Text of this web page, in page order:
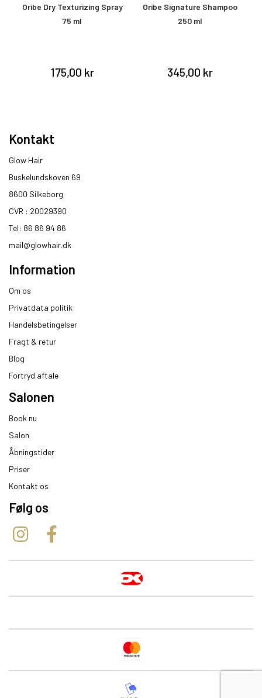
Oribe Dry Texturizing Spray
75 ml
175,00 kr
Oribe Signature Shampoo
250 ml
345,00 kr
Kontakt
Glow Hair
Buskelundskoven 69
8600 Silkeborg​
CVR : 20029390​
Tel: 86 86 94 86
mail@glowhair.dk
Information
Om os
Privatdata politik
Handelsbetingelser
Fragt & retur
Blog
Fortryd aftale
Salonen
Book nu
Salon
Åbningstider
Priser
Kontakt os
Følg os